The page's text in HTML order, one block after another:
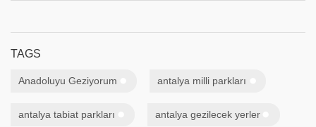
TAGS
Anadoluyu Geziyorum antalya milli parkları
antalya tabiat parkları antalya gezilecek yerler